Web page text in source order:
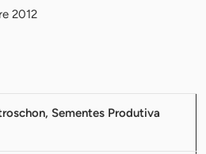
2012
Sementes Produtiva